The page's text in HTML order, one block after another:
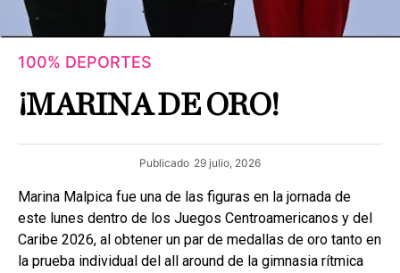
100% DEPORTES
¡MARINA DE ORO!
Publicado 29 julio, 2026
Marina Malpica fue una de las figuras en la jornada de
este lunes dentro de los Juegos Centroamericanos y del
Caribe 2026, al obtener un par de medallas de oro tanto en
la prueba individual del all around de la gimnasia rítmica